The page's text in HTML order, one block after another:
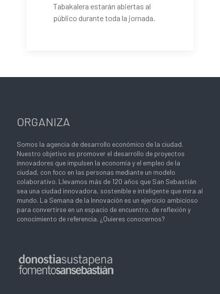
Tabakalera estarán abiertas al
público durante toda la jornada.
ORGANIZA
Somos la agencia de desarrollo económico de la ciudad.
Nuestro objetivo es promover el desarrollo de proyectos
innovadores que impulsen la economía y el empleo de la
ciudad, con foco en las personas mediante un modelo
colaborativo. Llevamos más de 120 años que San Sebastián
sea una ciudad innovadora, sostenible e inteligente que mira al
mundo. La Semana de la Innovación es un ejercicio ambicioso
para convertirse en un espacio de encuentro, de reflexión y
conocimiento de referencia. ¿Quieres conocernos?